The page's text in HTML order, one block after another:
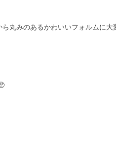
丸みのあるかわいいフォルムに大